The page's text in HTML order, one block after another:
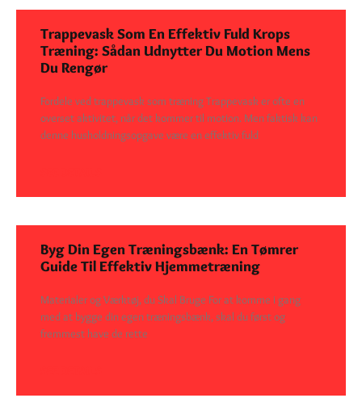
Trappevask Som En Effektiv Fuld Krops
Træning: Sådan Udnytter Du Motion Mens
Du Rengør
Fordele ved trappevask som træning Trappevask er ofte en
overset aktivitet, når det kommer til motion. Men faktisk kan
denne husholdningsopgave være en effektiv fuld
Byg Din Egen Træningsbænk: En Tømrer
Guide Til Effektiv Hjemmetræning
Materialer og Værktøj, du Skal Bruge For at komme i gang
med at bygge din egen træningsbænk, skal du først og
fremmest have de rette